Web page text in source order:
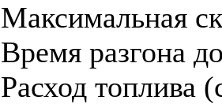
Максимальная
Время разгона
Расход топлива